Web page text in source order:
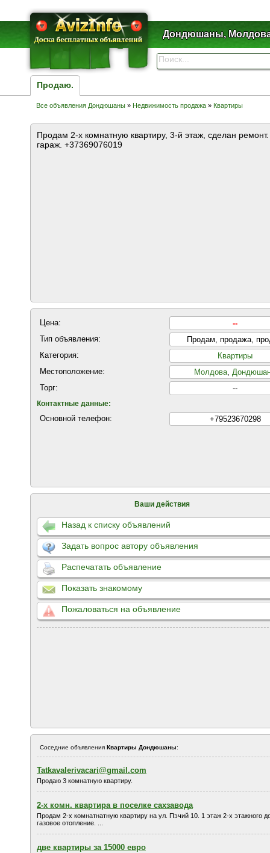
Дондюшаны,
Продаю.
Все объявления Дондюшаны » Недвижимость продажа » Квартиры
Продам 2-х комнатную квартиру, 3-й этаж, сделан
гараж. +37369076019
Цена:
--
Тип объявления:
Продам, продажа,
Категория:
Квартиры
Местоположение:
Молдова,
Торг:
--
Контактные данные:
Основной телефон: +79523670298
Ваши действия
Назад к списку объявлений
Задать вопрос автору объявления
Распечатать объявление
Показать знакомому
Пожаловаться на объявление
Соседние объявления Квартиры Дондюшаны:
Tatkavalerivacari@gmail.com
Продаю 3 комнатную квартиру.
2-х комн. квартира в поселке сахзавода
Продам 2-х комнатнатную квартиру на ул. Пэчий 10. 1 этаж 2-х этажного
газовое отопление. ...
две квартиры за 15000 евро